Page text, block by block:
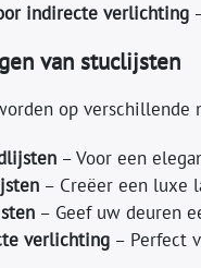
indirecte verlichting
van stuclijsten
op verschillende
– Voor een
– Creëer een luxe
– Geef uw deuren
verlichting– Perfect